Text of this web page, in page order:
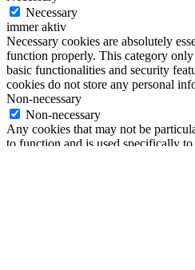
Necessary
immer aktiv
Necessary cookies are absolutely
function properly. This category
basic functionalities and security
cookies do not store any personal
Non-necessary
Non-necessary
Any cookies that may not be
to function and is used specifically